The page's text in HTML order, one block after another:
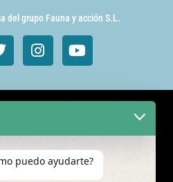
del grupo Fauna y acción S.L.
de cine y TV
Gatos
Exóticos
puedo ayudarte?